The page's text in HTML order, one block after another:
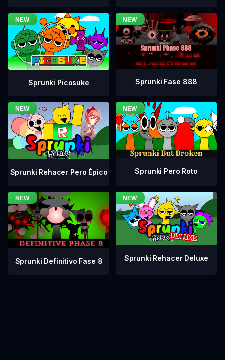
Sprunki Picosuke Sprunki Fase 888
Sprunki Rehacer Pero Épico Sprunki Pero Roto
Sprunki Definitivo Fase 8 Sprunki Rehacer Deluxe